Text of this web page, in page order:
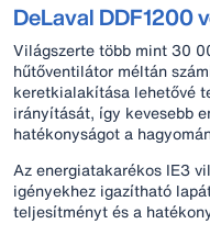
DeLaval DDF1200
Világszerte több mint 30
hűtőventilátor méltán
keretkialakítása lehetővé
irányítását, így kevesebb
hatékonyságot a
Az energiatakarékos IE3
igényekhez igazítható
teljesítményt és a